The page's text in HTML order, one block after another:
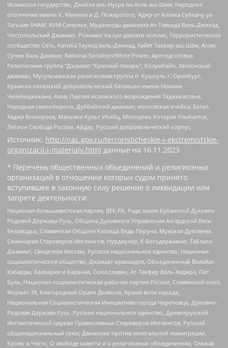
Исламское государство, Джабха аль-Нусра ли-Ахль аш-Шам, Народное
ополчение имени К. Минина и Д. Пожарского, Аджр от Аллаха Субхану уа
Тагьаля SHAM, АУМ Синрике, Муджахеды джамаата Ат-Тавхида Валь-Джихад,
Чистопольский Джамаат, Рохнамо ба суи давлати исломи, Террористическое
сообщество Сеть, Катиба Таухид валь-Джихад, Хайят Тахрир аш-Шам, Ахлю
Сунна Валь Джамаа, National Socialism/White Power, Артподготовка,
Религиозная группа “Джамаат “Красный пахарь”, Колумбайн, Хатлонский
джамаат, Мусульманская религиозная группа п. Кушкуль г. Оренбург,
Крымско-татарский добровольческий батальон имени Номана
Челебиджихана, Азов, Партия исламского возрождения Таджикистана,
Народная самооборона, Дуббайский джамаат, московская ячейка, Батал-
Хаджи Белхороев, Маньяки Культ Убийц, Молодёжь Которая Улыбается,
Легион Свобода России, Айдар, Русский добровольческий корпус
Источник: http://nac.gov.ru/terroristicheskie-i-ekstremistskie-
organizacii-i-materialy.html данные на 16.11.2023
* Перечень общественных объединений и религиозных
организаций в отношении которых судом принято
вступившее в законную силу решение о ликвидации или
запрете деятельности:
Национал-большевистская партия, ВЕК РА, Рада земли Кубанской Духовно
Родовой Державы Русь, Община Духовного Управления Асгардской Веси
Беловодья, Славянская Община Капища Веды Перуна, Мужская Духовная
Семинария Староверов-Инглингов, Нурджулар, К Богодержавию, Таблиги
Джамаат, Свидетели Иеговы, Русское национальное единство, Национал-
социалистическое общество, Джамаат мувахидов, Объединенный Вилайат
Кабарды, Балкарии и Карачая, Союз славян, Ат-Такфир Валь-Хиджра, Пит
Буль, Национал-социалистическая рабочая партия России, Славянский союз,
Формат-18, Благородный Орден Дьявола, Армия воли народа,
Национальная Социалистическая Инициатива города Череповца, Духовно-
Родовая Держава Русь, Русское национальное единство, Древнерусской
Инглистической церкви Православных Староверов-Инглингов, Русский
общенациональный союз, Движение против нелегальной иммиграции,
Кровь и Честь, О свободе совести и о религиозных объединениях, Омская